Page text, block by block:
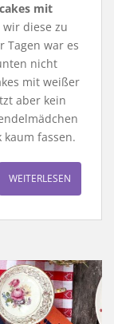
mit
wir diese zu
Tagen war es
nicht
mit weißer
aber kein
fassen.
WEITERLESEN